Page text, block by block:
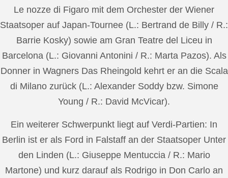
Le nozze di Figaro mit dem Orchester der Wiener
Staatsoper auf Japan-Tournee (L.: Bertrand de Billy / R.:
Barrie Kosky) sowie am Gran Teatre del Liceu in
Barcelona (L.: Giovanni Antonini / R.: Marta Pazos). Als
Donner in Wagners Das Rheingold kehrt er an die Scala
di Milano zurück (L.: Alexander Soddy bzw. Simone
Young / R.: David McVicar).
Ein weiterer Schwerpunkt liegt auf Verdi-Partien: In
Berlin ist er als Ford in Falstaff an der Staatsoper Unter
den Linden (L.: Giuseppe Mentuccia / R.: Mario
Martone) und kurz darauf als Rodrigo in Don Carlo an